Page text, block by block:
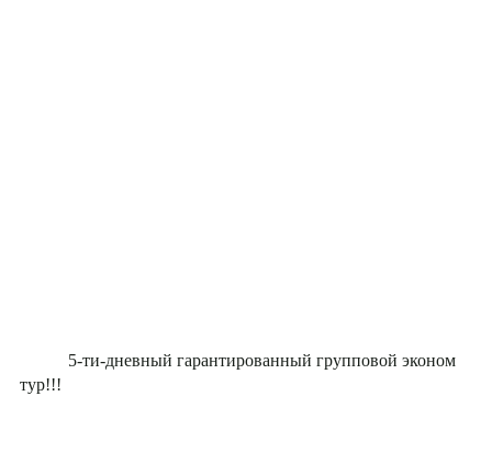
5-ти-дневный гарантированный групповой эконом
тур!!!